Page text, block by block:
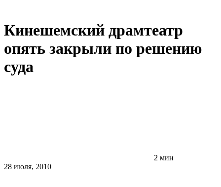
Кинешемский драмтеатр
опять закрыли по решению
суда
2 мин
28 июля, 2010